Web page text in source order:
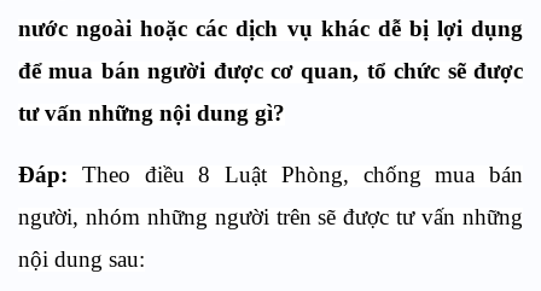
nước ngoài hoặc các dịch vụ khác dễ bị lợi dụng
để mua bán người được cơ quan, tổ chức sẽ được
tư vấn những nội dung gì?
Đáp: Theo điều 8 Luật Phòng, chống mua bán
người, nhóm những người trên sẽ được tư vấn những
nội dung sau: